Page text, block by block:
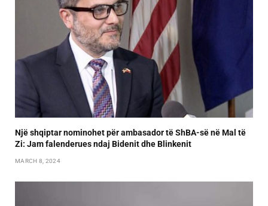
Një shqiptar nominohet për ambasador të ShBA-së në Mal të
Zi: Jam falenderues ndaj Bidenit dhe Blinkenit
MARCH 8, 2024